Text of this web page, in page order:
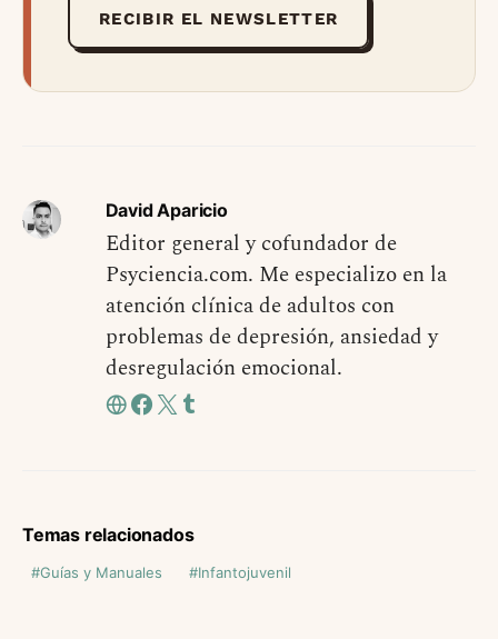
RECIBIR EL NEWSLETTER
David Aparicio
Editor general y cofundador de
Psyciencia.com. Me especializo en la
atención clínica de adultos con
problemas de depresión, ansiedad y
desregulación emocional.
Temas relacionados
Guías y Manuales Infantojuvenil